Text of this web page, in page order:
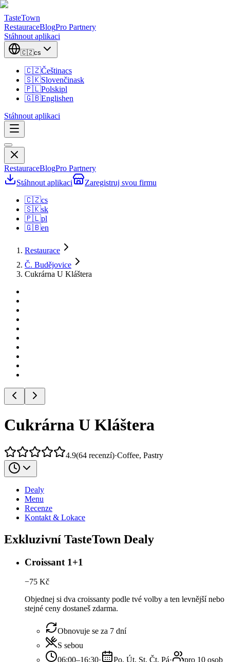
TasteTown
RestauraceBlogPro Partnery
Stáhnout aplikaci
🇨🇿cs
🇨🇿Češtinacs
🇸🇰Slovenčinask
🇵🇱Polskipl
🇬🇧Englishen
Stáhnout aplikaci
RestauraceBlogPro Partnery
Stáhnout aplikaci
Zaregistruj svou firmu
🇨🇿cs
🇸🇰sk
🇵🇱pl
🇬🇧en
Restaurace
Č. Budějovice
Cukrárna U Kláštera
Cukrárna U Kláštera
4.9(64 recenzí)·Coffee, Pastry
Dealy
Menu
Recenze
Kontakt & Lokace
Exkluzivní TasteTown Dealy
Croissant 1+1
−75 Kč
Objednej si dva croissanty podle tvé volby a ten levnější nebo
stejné ceny dostaneš zdarma.
Obnovuje se za 7 dní
S sebou
06:00–16:30· Po, Út, St, Čt, Pá·
pro 10 osob